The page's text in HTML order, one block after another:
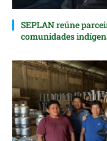
SEPLAN reúne
comunidades